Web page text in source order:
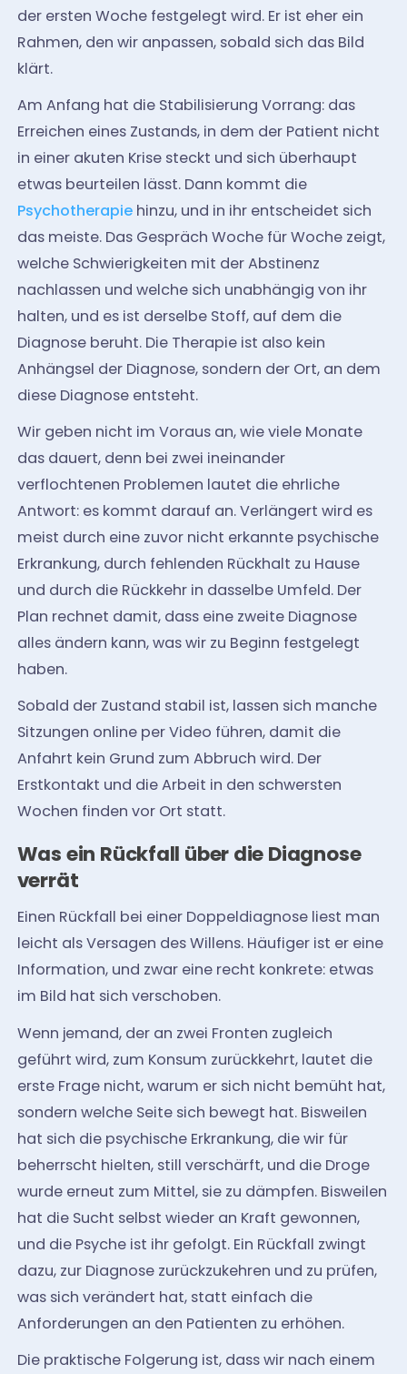
der ersten Woche festgelegt wird. Er ist eher ein
Rahmen, den wir anpassen, sobald sich das Bild
klärt.
Am Anfang hat die Stabilisierung Vorrang: das
Erreichen eines Zustands, in dem der Patient nicht
in einer akuten Krise steckt und sich überhaupt
etwas beurteilen lässt. Dann kommt die
Psychotherapiehinzu, und in ihr entscheidet sich
das meiste. Das Gespräch Woche für Woche zeigt,
welche Schwierigkeiten mit der Abstinenz
nachlassen und welche sich unabhängig von ihr
halten, und es ist derselbe Stoff, auf dem die
Diagnose beruht. Die Therapie ist also kein
Anhängsel der Diagnose, sondern der Ort, an dem
diese Diagnose entsteht.
Wir geben nicht im Voraus an, wie viele Monate
das dauert, denn bei zwei ineinander
verflochtenen Problemen lautet die ehrliche
Antwort: es kommt darauf an. Verlängert wird es
meist durch eine zuvor nicht erkannte psychische
Erkrankung, durch fehlenden Rückhalt zu Hause
und durch die Rückkehr in dasselbe Umfeld. Der
Plan rechnet damit, dass eine zweite Diagnose
alles ändern kann, was wir zu Beginn festgelegt
haben.
Sobald der Zustand stabil ist, lassen sich manche
Sitzungen online per Video führen, damit die
Anfahrt kein Grund zum Abbruch wird. Der
Erstkontakt und die Arbeit in den schwersten
Wochen finden vor Ort statt.
Was ein Rückfall über die Diagnose
verrät
Einen Rückfall bei einer Doppeldiagnose liest man
leicht als Versagen des Willens. Häufiger ist er eine
Information, und zwar eine recht konkrete: etwas
im Bild hat sich verschoben.
Wenn jemand, der an zwei Fronten zugleich
geführt wird, zum Konsum zurückkehrt, lautet die
erste Frage nicht, warum er sich nicht bemüht hat,
sondern welche Seite sich bewegt hat. Bisweilen
hat sich die psychische Erkrankung, die wir für
beherrscht hielten, still verschärft, und die Droge
wurde erneut zum Mittel, sie zu dämpfen. Bisweilen
hat die Sucht selbst wieder an Kraft gewonnen,
und die Psyche ist ihr gefolgt. Ein Rückfall zwingt
dazu, zur Diagnose zurückzukehren und zu prüfen,
was sich verändert hat, statt einfach die
Anforderungen an den Patienten zu erhöhen.
Die praktische Folgerung ist, dass wir nach einem